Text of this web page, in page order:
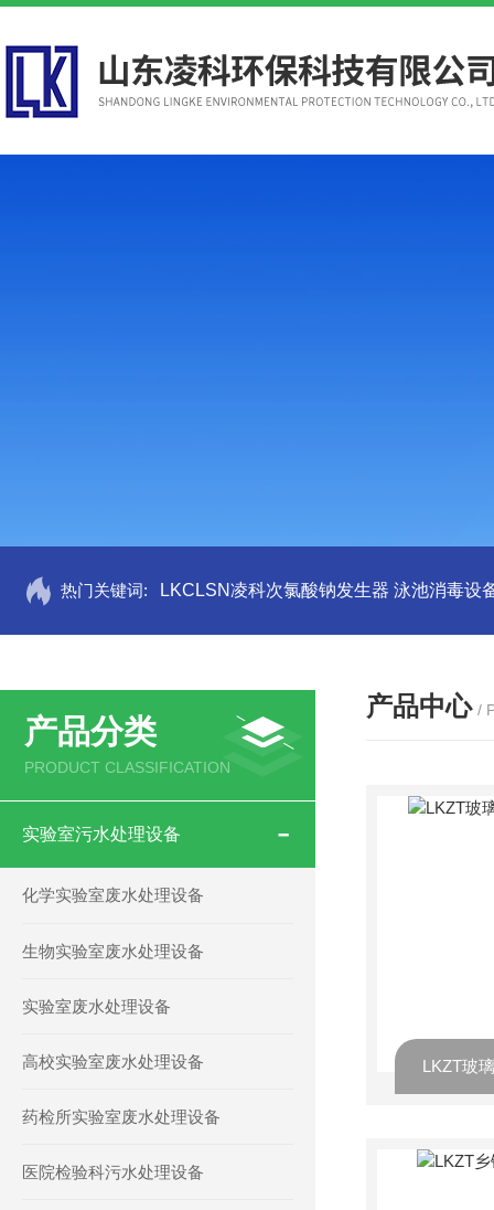
热门关键词: LKCLSN凌科次氯酸钠发生器 泳池消毒设
产品分类
PRODUCT CLASSIFICATION
实验室污水处理设备
化学实验室废水处理设备
生物实验室废水处理设备
实验室废水处理设备
高校实验室废水处理设备
药检所实验室废水处理设备
医院检验科污水处理设备
产品中心 /